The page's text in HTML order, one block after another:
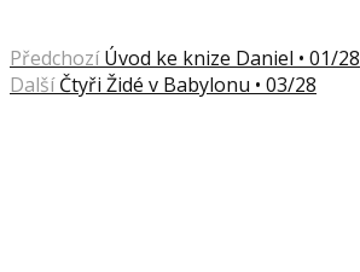
Předchozí Úvod ke knize Daniel • 01/28
Další Čtyři Židé v Babylonu • 03/28